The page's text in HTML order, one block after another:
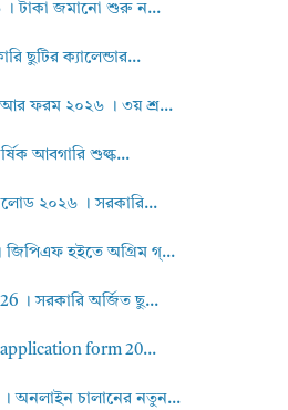
। টাকা জমানো শুরু ন...
ছুটির ক্যালেন্ডার...
ফরম ২০২৬ । ৩য় শ্র...
আবগারি শুল্ক...
২০২৬ । সরকারি...
হইতে অগ্রিম গ্...
। সরকারি অর্জিত ছু...
form 20...
অনলাইন চালানের নতুন...